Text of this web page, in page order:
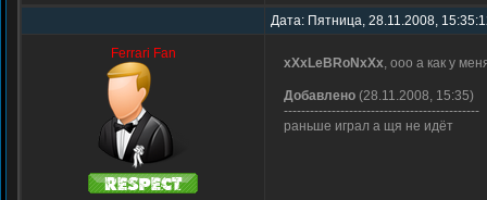
Дата: Пятница, 28.11.2008,
Ferrari Fan
xXxLeBRoNxXx, ооо а как у
Добавлено (28.11.2008, 15:35)
---------------------------------------------
раньше играл а щя не идёт